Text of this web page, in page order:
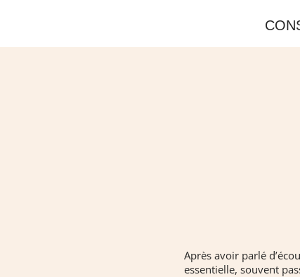
Après avoir parlé
essentielle, souvent